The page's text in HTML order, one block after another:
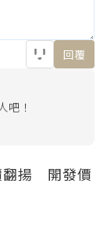
回覆
吧！
翻揚 開發價